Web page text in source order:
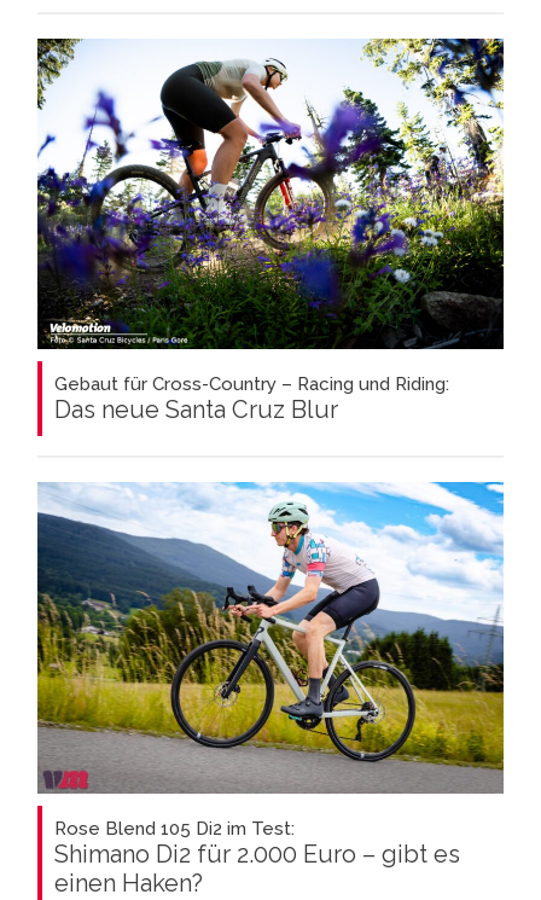
Gebaut für Cross-Country – Racing und Riding:
Das neue Santa Cruz Blur
Rose Blend 105 Di2 im Test:
Shimano Di2 für 2.000 Euro – gibt es
einen Haken?